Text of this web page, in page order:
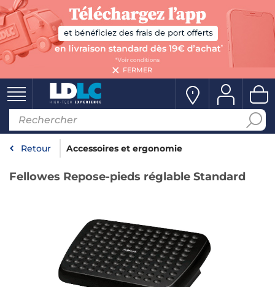
FERMER
Retour Accessoires et ergonomie
Fellowes Repose-pieds réglable Standard